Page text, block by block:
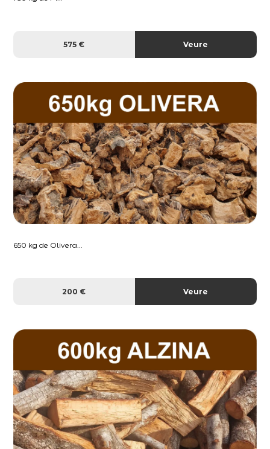
575 € Veure
650 kg de Olivera...
200 € Veure